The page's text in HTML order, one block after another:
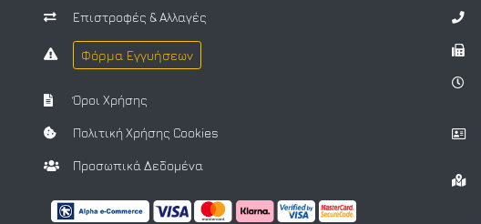
Επιστροφές & Αλλαγές
Φόρμα Εγγυήσεων
Όροι Χρήσης
Πολιτική Χρήσης Cookies
Προσωπικά Δεδομένα